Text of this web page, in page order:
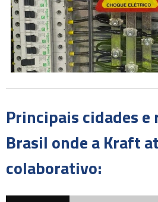
Principais cidades e
Brasil onde a Kraft
colaborativo: